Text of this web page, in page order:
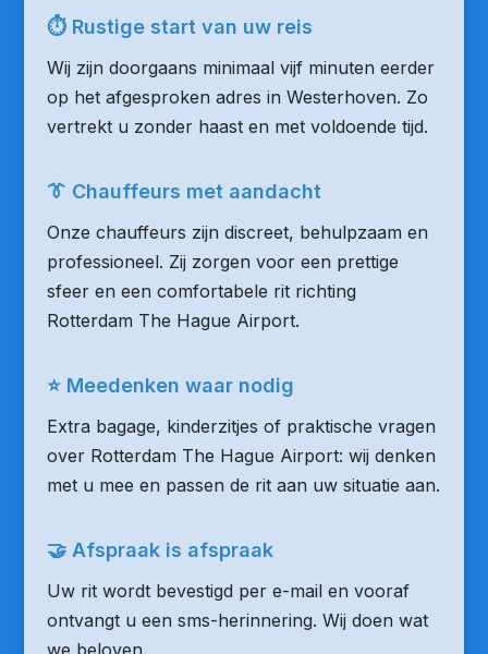
⏱ Rustige start van uw reis
Wij zijn doorgaans minimaal vijf minuten eerder
op het afgesproken adres in Westerhoven. Zo
vertrekt u zonder haast en met voldoende tijd.
👔 Chauffeurs met aandacht
Onze chauffeurs zijn discreet, behulpzaam en
professioneel. Zij zorgen voor een prettige
sfeer en een comfortabele rit richting
Rotterdam The Hague Airport.
⭐ Meedenken waar nodig
Extra bagage, kinderzitjes of praktische vragen
over Rotterdam The Hague Airport: wij denken
met u mee en passen de rit aan uw situatie aan.
🤝 Afspraak is afspraak
Uw rit wordt bevestigd per e-mail en vooraf
ontvangt u een sms-herinnering. Wij doen wat
we beloven.